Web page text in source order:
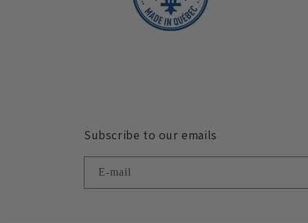
Subscribe to our emails
E-mail